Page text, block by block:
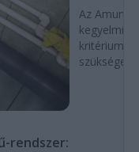
rendszer:
Az Amundi
kegyelmi